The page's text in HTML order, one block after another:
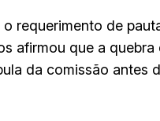
requerimento de
afirmou que a quebra
da comissão antes